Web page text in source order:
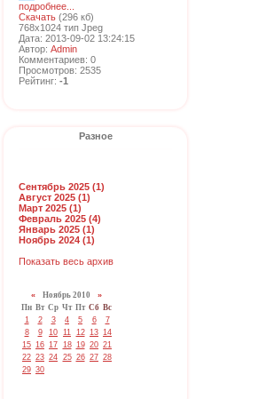
подробнее...
Скачать (296 кб)
768x1024 тип Jpeg
Дата: 2013-09-02 13:24:15
Автор: Admin
Комментариев: 0
Просмотров: 2535
Рейтинг: -1
Разное
Сентябрь 2025 (1)
Август 2025 (1)
Март 2025 (1)
Февраль 2025 (4)
Январь 2025 (1)
Ноябрь 2024 (1)
Показать весь архив
« Ноябрь 2010 »
Пн Вт Ср Чт Пт Сб Вс
1
2 3 4 5 6
7
8
9 10 11 12 13 14
15 16 17 18 19 20 21
22 23 24 25 26 27 28
29 30